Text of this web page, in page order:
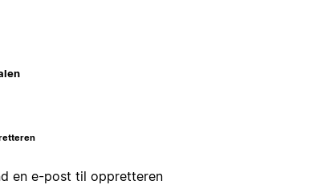
en e-post til oppretteren